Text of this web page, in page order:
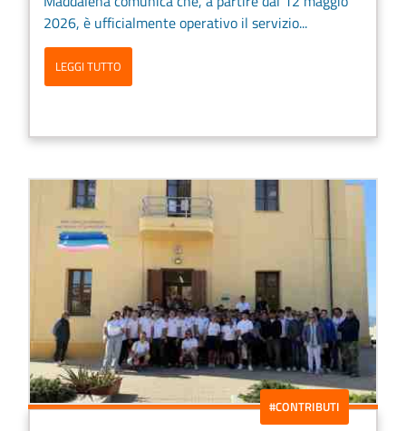
2026, è ufficialmente operativo il servizio...
LEGGI TUTTO
#CONTRIBUTI